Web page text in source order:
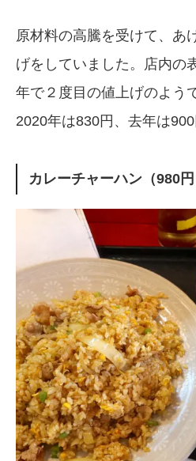
原材料の高騰を受けて、あ
げをしていました。店内の
年で２度目の値上げのよう
2020年は830円、去年は
カレーチャーハン（980円